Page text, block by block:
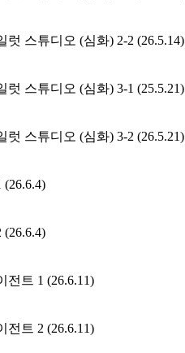
럿 스튜디오 (심화) 2-2 (26.5.14)
럿 스튜디오 (심화) 3-1 (25.5.21)
럿 스튜디오 (심화) 3-2 (26.5.21)
전트 1 (26.6.11)
전트 2 (26.6.11)